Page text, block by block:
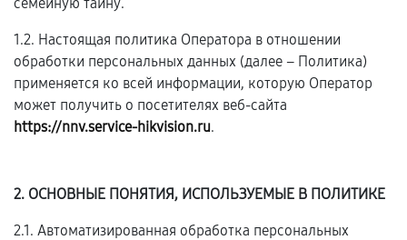
1.2. Настоящая политика Оператора в отношении
обработки персональных данных (далее – Политика)
применяется ко всей информации, которую Оператор
может получить о посетителях веб-сайта
https://nnv.service-hikvision.ru.
2. ОСНОВНЫЕ ПОНЯТИЯ, ИСПОЛЬЗУЕМЫЕ В ПОЛИТИКЕ
2.1. Автоматизированная обработка персональных